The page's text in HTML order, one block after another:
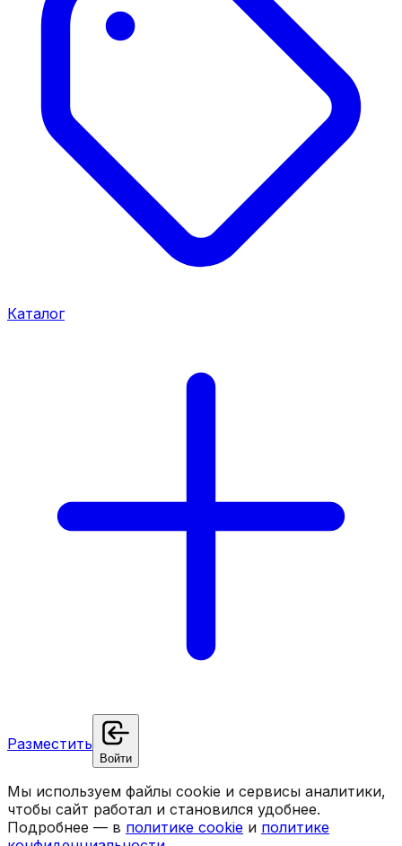
Каталог
Разместить
Войти
Мы используем файлы cookie и сервисы аналитики,
чтобы сайт работал и становился удобнее.
Подробнее — в политике cookie и политике